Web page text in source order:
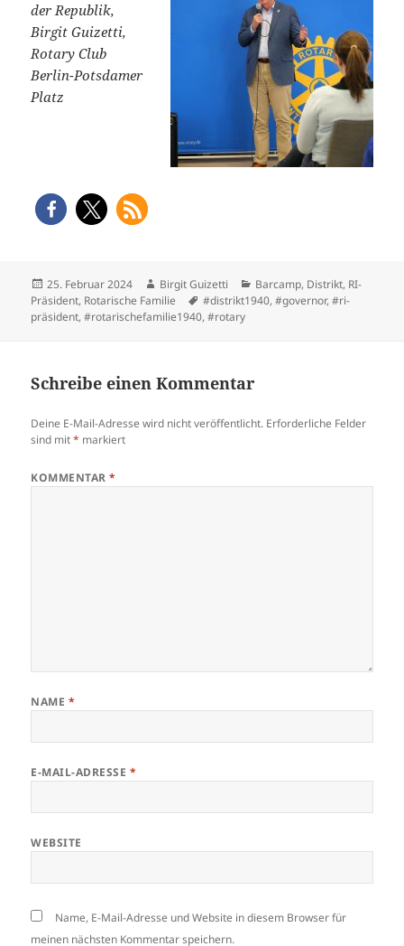
der Republik,
Birgit Guizetti,
Rotary Club
Berlin-Potsdamer
Platz
Veröffentlicht
am
25. Februar 2024 Autor
Birgit Guizetti Kategorien
Barcamp, Distrikt, RI-
Präsident, Rotarische Familie Schlagwörter
#distrikt1940,#governor,#ri-
präsident,#rotarischefamilie1940,#rotary
Schreibe einen Kommentar
Deine E-Mail-Adresse wird nicht veröffentlicht. Erforderliche Felder
sind mit* markiert
KOMMENTAR*
NAME *
E-MAIL-ADRESSE *
WEBSITE
Name, E-Mail-Adresse und Website in diesem Browser für
meinen nächsten Kommentar speichern.